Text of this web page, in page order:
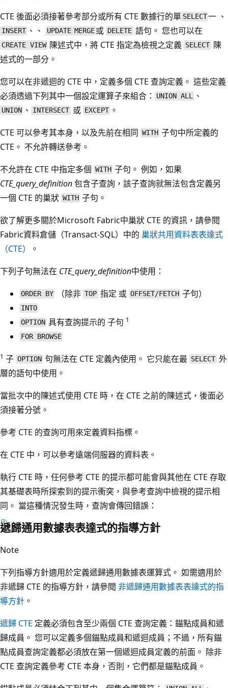
CTE 後面必須接著參考部分或所有 CTE 數據行的單 SELECT一 、
INSERT 、、 UPDATE MERGE 或 DELETE 語句。 您也可以在
CREATE VIEW 陳述式中，將 CTE 指定為檢視之定義 SELECT 陳
述式的一部分。
您可以在非遞迴的 CTE 中，定義多個 CTE 查詢定義。 這些定義
必須透過下列其中一個設定運算子來組合：
UNION ALL 、
UNION 、 INTERSECT 或 EXCEPT 。
CTE 可以參考其本身，以及先前在相同 WITH 子句中所定義的
CTE。 不允許轉送參考。
不允許在 CTE 中指定多個 WITH 子句。 例如，如果
CTE_query_definition包含子查詢，該子查詢就無法包含定義另
一個 CTE 的巢狀 WITH 子句。
欲了解更多關於Microsoft Fabric中巢狀 CTE 的資訊，請參閱
Fabric資料倉儲（Transact-SQL）中的 巢狀共用資料表表達式
（CTE）
。
下列子句無法在 CTE_query_definition中使用：
ORDER BY （除非TOP指定 或 OFFSET/FETCH 子句）
INTO
OPTION 具有查詢提示的 子句 1
FOR BROWSE
1 子 OPTION 句無法在 CTE 定義內使用。 它只能在最 SELECT 外
層的語句中使用。
當批次中的陳述式使用 CTE 時，在 CTE 之前的陳述式，後面必
須接著分號。
參考 CTE 的查詢可用來定義資料指標。
在 CTE 中，可以參考遠端伺服器的資料表。
執行 CTE 時，任何參考 CTE 的提示都可能會與其他在 CTE 存取
其基礎表時所探索到的提示衝突，與參考查詢中檢視的提示相
同。 當這種情況發生時，查詢會傳回錯誤：
遞歸通用數據表表達式的指導方針
Note
下列指導方針適用於定義遞歸通用數據表運算式。 如需適用於
非遞歸 CTE 的指導方針，請參閱 非遞歸通用數據表表達式的指
導方針 。
遞歸 CTE 定義必須包含至少兩個 CTE 查詢定義：錨點成員和遞
歸成員。 您可以定義多個錨點成員和遞迴成員；不過，所有錨
點成員查詢定義都必須放在第一個遞迴成員定義的前面。 除非
CTE 查詢定義參考 CTE 本身，否則，它們都是錨點成員。